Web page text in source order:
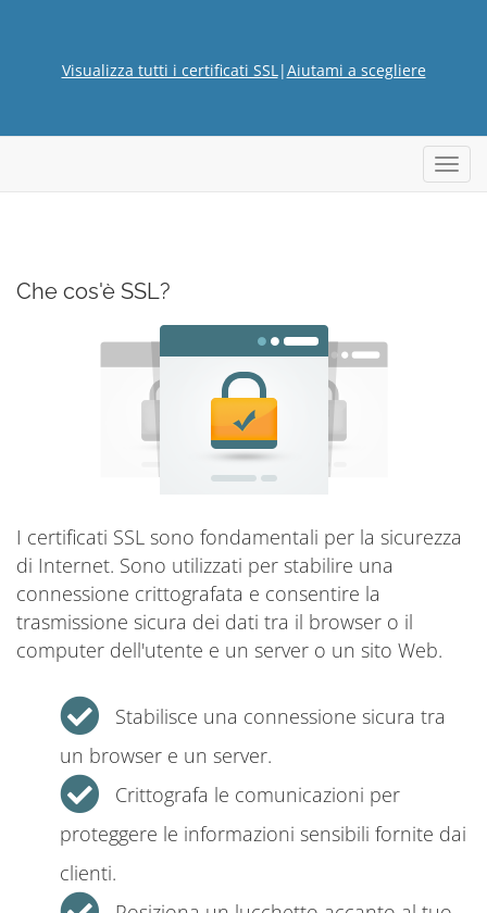
Visualizza tutti i certificati SSL |Aiutami a scegliere
Attiva
Che cos'è SSL?
I certificati SSL sono fondamentali per la sicurezza
di Internet. Sono utilizzati per stabilire una
connessione crittografata e consentire la
trasmissione sicura dei dati tra il browser o il
computer dell'utente e un server o un sito Web.
Stabilisce una connessione sicura tra
un browser e un server.
Crittografa le comunicazioni per
proteggere le informazioni sensibili fornite dai
clienti.